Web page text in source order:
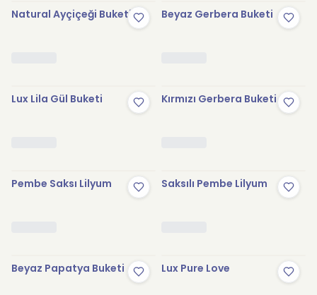
Natural Ayçiçeği Buketi Beyaz Gerbera Buketi
Lux Lila Gül Buketi Kırmızı Gerbera Buketi
Pembe Saksı Lilyum Saksılı Pembe Lilyum
Beyaz Papatya Buketi Lux Pure Love